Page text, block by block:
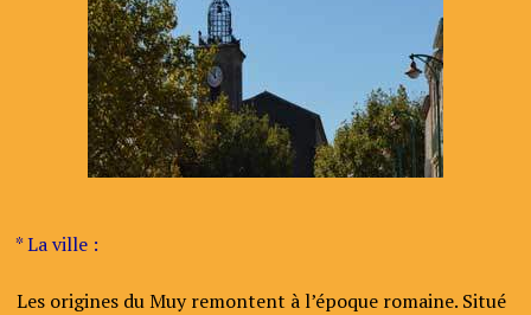
* La ville :
Les origines du Muy remontent à l’époque romaine. Situé